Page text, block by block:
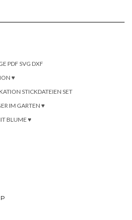
PDF SVG DXF
♥
STICKDATEIEN SET
IM GARTEN ♥
BLUME ♥